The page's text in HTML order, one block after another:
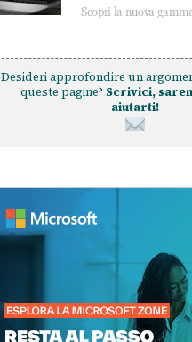
Desideri approfondire un
queste pagine? Scrivici,
aiutarti!